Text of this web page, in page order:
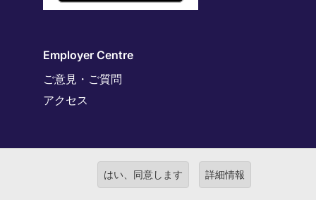
Employer Centre
ご意見・ご質問
アクセス
はい、同意します 詳細情報